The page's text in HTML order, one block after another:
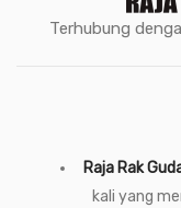
Terhubung
Raja Rak
kali yang